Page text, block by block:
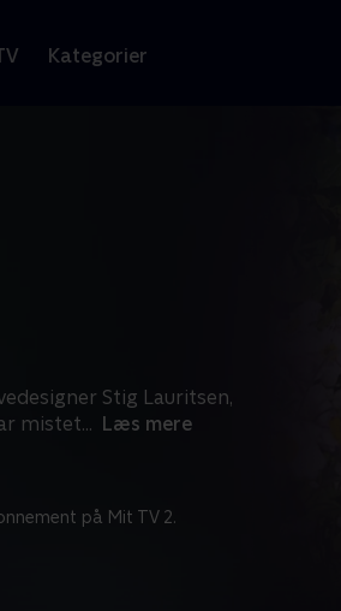
Kategorier
Stig Lauritsen,
mistet... Læs mere
på Mit TV 2.